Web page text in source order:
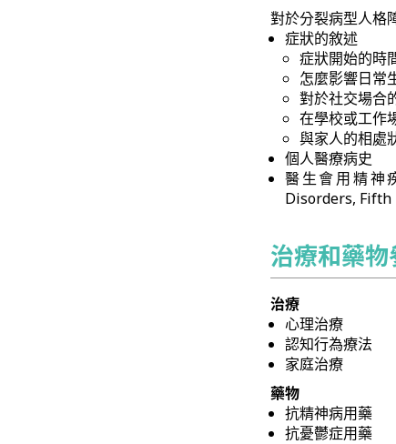
對於分裂病型人格
症狀的敘述
症狀開始的時
怎麼影響日常
對於社交場合
在學校或工作
與家人的相處
個人醫療病史
醫生會用精神
Disorders, Fifth
治療和藥物
治療
心理治療
認知行為療法
家庭治療
藥物
抗精神病用藥
抗憂鬱症用藥